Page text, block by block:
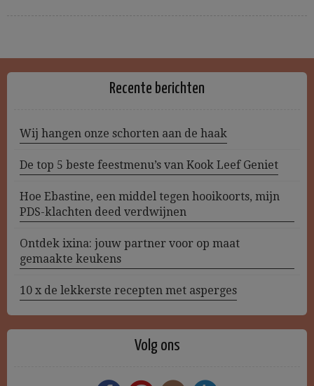
Recente berichten
Wij hangen onze schorten aan de haak
De top 5 beste feestmenu’s van Kook Leef Geniet
Hoe Ebastine, een middel tegen hooikoorts, mijn
PDS-klachten deed verdwijnen
Ontdek ixina: jouw partner voor op maat
gemaakte keukens
10 x de lekkerste recepten met asperges
Volg ons